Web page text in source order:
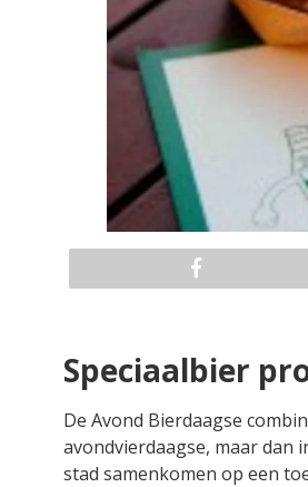
Speciaalbier
De Avond Bierdaagse
avondvierdaagse, maar dan
stad samenkomen op een